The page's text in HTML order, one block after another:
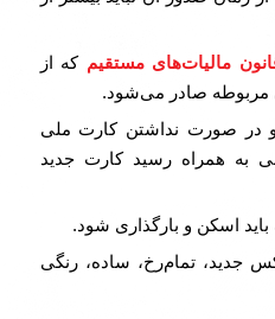
مالیات‌های مستقیم که از
مربوطه صادر می‌شود.
و در صورت نداشتن کارت ملی
به همراه رسید کارت جدید
باید اسکن و بارگذاری شود.
جدید، تمام‌رخ، ساده، رنگی